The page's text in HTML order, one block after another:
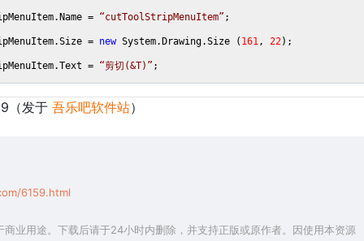
= “cutToolStripMenuItem” ;
= newSystem.Drawing.Size ( 161, 22);
= “剪切(&T)” ;
（发于 吾乐吧软件站）
6159.html
业用途。下载后请于24小时内删除，并支持正版或原作者。因使用本资源